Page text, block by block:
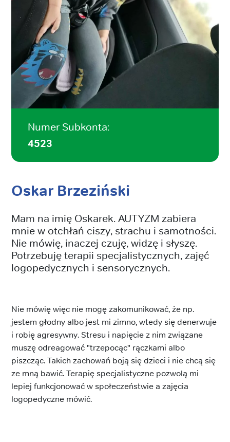
Numer Subkonta:
4523
Oskar Brzeziński
Mam na imię Oskarek. AUTYZM zabiera
mnie w otchłań ciszy, strachu i samotności.
Nie mówię, inaczej czuję, widzę i słyszę.
Potrzebuję terapii specjalistycznych, zajęć
logopedycznych i sensorycznych.
Nie mówię więc nie mogę zakomunikować, że np.
jestem głodny albo jest mi zimno, wtedy się denerwuje
i robię agresywny. Stresu i napięcie z nim związane
muszę odreagować "trzepocąc" rączkami albo
piszcząc. Takich zachowań boją się dzieci i nie chcą się
ze mną bawić. Terapię specjalistyczne pozwolą mi
lepiej funkcjonować w społeczeństwie a zajęcia
logopedyczne mówić.